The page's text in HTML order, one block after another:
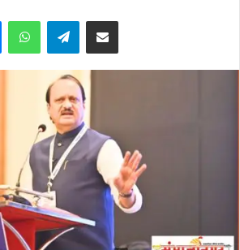
MessengerWhatsAppTelegramShare via Email